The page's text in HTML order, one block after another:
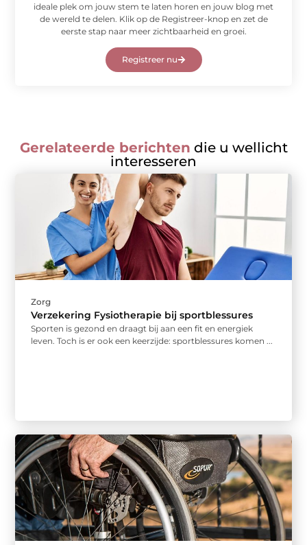
ideale plek om jouw stem te laten horen en jouw blog met
de wereld te delen. Klik op de Registreer-knop en zet de
eerste stap naar meer zichtbaarheid en groei.
Registreer nu
Gerelateerde berichten die u wellicht
interesseren
Zorg
Verzekering Fysiotherapie bij sportblessures
Sporten is gezond en draagt bij aan een fit en energiek
leven. Toch is er ook een keerzijde: sportblessures komen ...